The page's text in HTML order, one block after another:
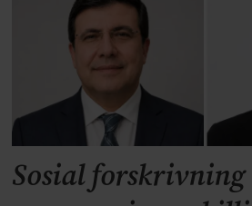
Sosial forskrivning